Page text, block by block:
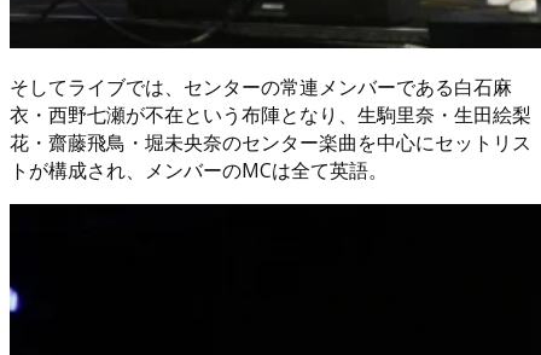
そしてライブでは、センターの常連メンバーである白石麻
衣・西野七瀬が不在という布陣となり、生駒里奈・生田絵梨
花・齋藤飛鳥・堀未央奈のセンター楽曲を中心にセットリス
トが構成され、メンバーのMCは全て英語。